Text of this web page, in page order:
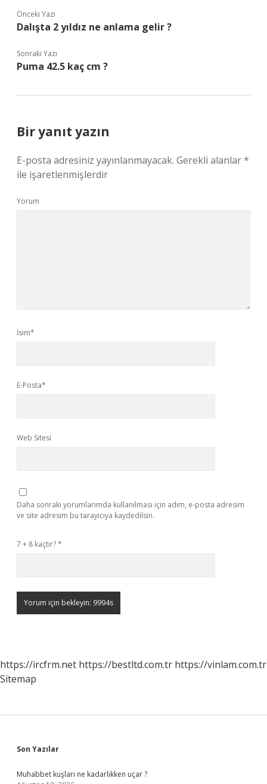
Önceki Yazı
Dalışta 2 yıldız ne anlama gelir ?
Sonraki Yazı
Puma 42.5 kaç cm ?
Bir yanıt yazın
E-posta adresiniz yayınlanmayacak. Gerekli alanlar*
ile işaretlenmişlerdir
Yorum
İsim*
E-Posta*
Web Sitesi
Daha sonraki yorumlarımda kullanılması için adım, e-posta adresim
ve site adresim bu tarayıcıya kaydedilsin.
7 + 8 kaçtır?*
https://ircfrm.net https://bestltd.com.tr https://vinlam.com.tr
Sitemap
Sidebar
Son Yazılar
Muhabbet kuşları ne kadarlıkken uçar ?